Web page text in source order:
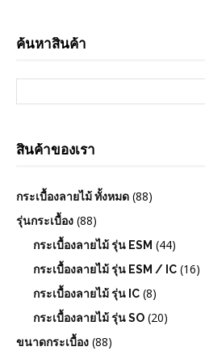
ค้นหาสินค้า
สินค้าของเรา
กระเบื้องลายไม้ ทั้งหมด (88)
รุ่นกระเบื้อง (88)
กระเบื้องลายไม้ รุ่น ESM (44)
กระเบื้องลายไม้ รุ่น ESM / IC (16)
กระเบื้องลายไม้ รุ่น IC (8)
กระเบื้องลายไม้ รุ่น SO (20)
ขนาดกระเบื้อง (88)